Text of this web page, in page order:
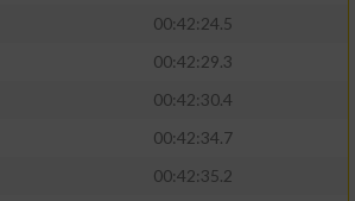
00:42:24.5
00:42:29.3
00:42:30.4
00:42:34.7
00:42:35.2